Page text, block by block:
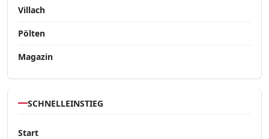
Villach
Pölten
Magazin
SCHNELLEINSTIEG
Start